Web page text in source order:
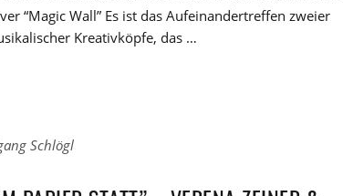
“Magic Wall” Es ist das Aufeinandertreffen zweier
Kreativköpfe, das …
Schlögl